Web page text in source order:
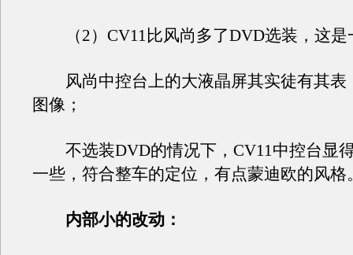
（2）CV11比风尚多了DVD选装，这是
风尚中控台上的大液晶屏其实徒有其表
图像；
不选装DVD的情况下，CV11中控台显
一些，符合整车的定位，有点蒙迪欧的风格
内部小的改动：